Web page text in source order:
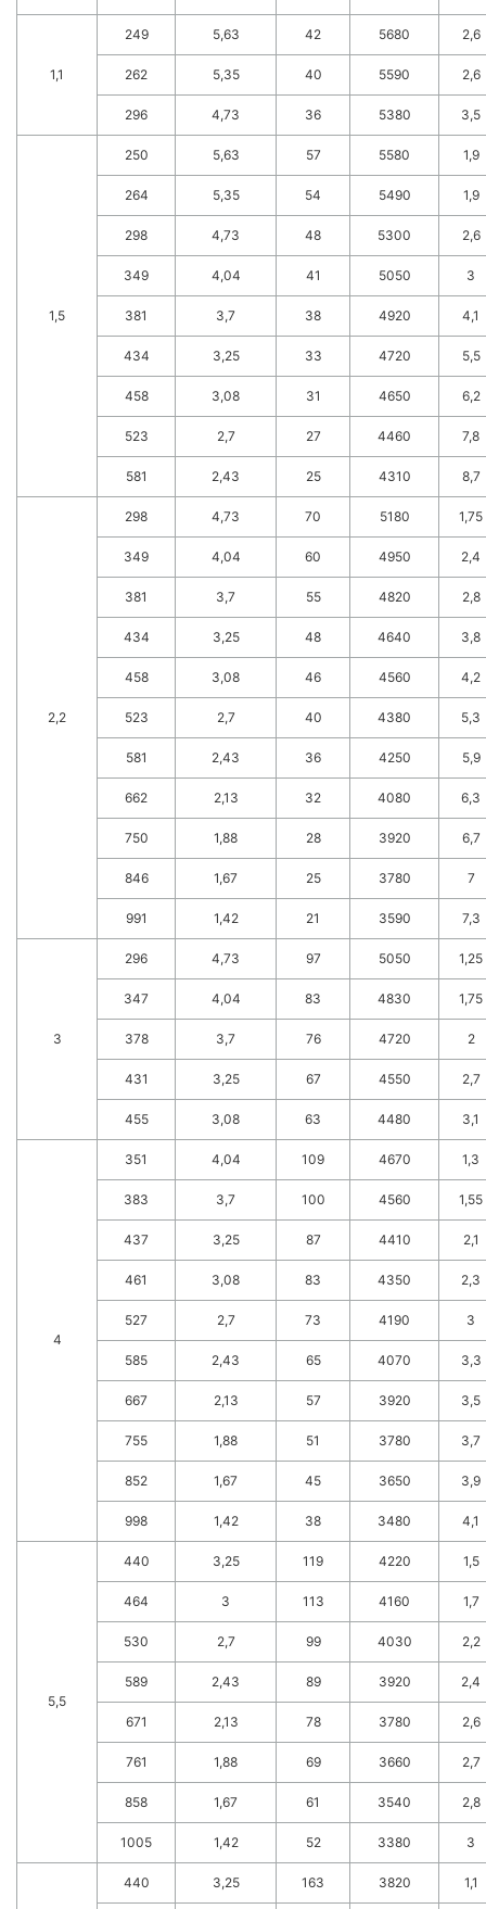
1,1
249 5,63 42 5680 2,6
262 5,35 40 5590 2,6
296 4,73 36 5380 3,5
1,5
250 5,63 57 5580 1,9
264 5,35 54 5490 1,9
298 4,73 48 5300 2,6
349 4,04 41 5050 3
381 3,7 38 4920 4,1
434 3,25 33 4720 5,5
458 3,08 31 4650 6,2
523 2,7 27 4460 7,8
581 2,43 25 4310 8,7
2,2
298 4,73 70 5180 1,75
349 4,04 60 4950 2,4
381 3,7 55 4820 2,8
434 3,25 48 4640 3,8
458 3,08 46 4560 4,2
523 2,7 40 4380 5,3
581 2,43 36 4250 5,9
662 2,13 32 4080 6,3
750 1,88 28 3920 6,7
846 1,67 25 3780 7
991 1,42 21 3590 7,3
3
296 4,73 97 5050 1,25
347 4,04 83 4830 1,75
378 3,7 76 4720 2
431 3,25 67 4550 2,7
455 3,08 63 4480 3,1
4
351 4,04 109 4670 1,3
383 3,7 100 4560 1,55
437 3,25 87 4410 2,1
461 3,08 83 4350 2,3
527 2,7 73 4190 3
585 2,43 65 4070 3,3
667 2,13 57 3920 3,5
755 1,88 51 3780 3,7
852 1,67 45 3650 3,9
998 1,42 38 3480 4,1
5,5
440 3,25 119 4220 1,5
464 3 113 4160 1,7
530 2,7 99 4030 2,2
589 2,43 89 3920 2,4
671 2,13 78 3780 2,6
761 1,88 69 3660 2,7
858 1,67 61 3540 2,8
1005 1,42 52 3380 3
440 3,25 163 3820 1,1